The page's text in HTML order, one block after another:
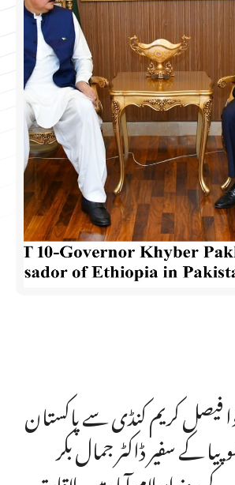
فیصل کریم کنڈی سے پاکستان
کے سفیر ڈاکٹر جمال بکر